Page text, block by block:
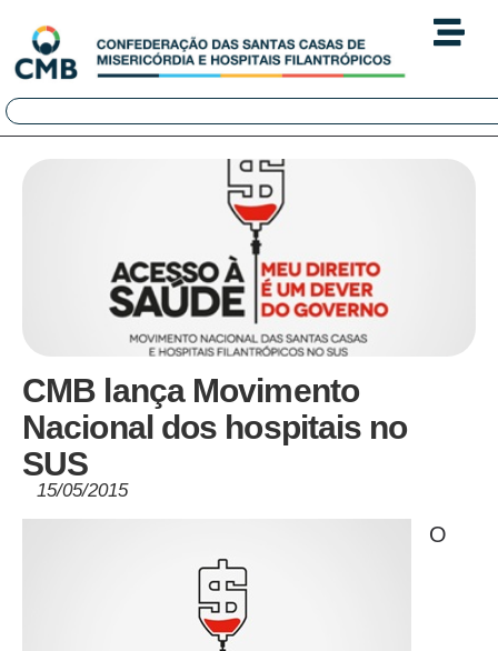
CMB lança Movimento
Nacional dos hospitais no
SUS
15/05/2015
O